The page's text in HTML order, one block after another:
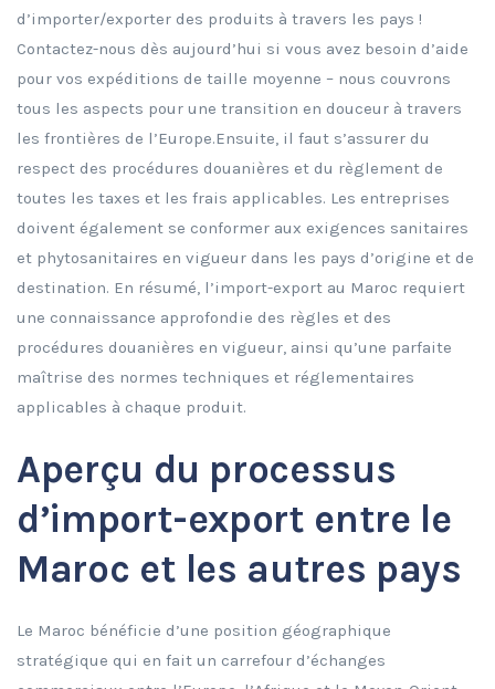
d’importer/exporter des produits à travers les pays !
Contactez-nous dès aujourd’hui si vous avez besoin d’aide
pour vos expéditions de taille moyenne – nous couvrons
tous les aspects pour une transition en douceur à travers
les frontières de l’Europe.Ensuite, il faut s’assurer du
respect des procédures douanières et du règlement de
toutes les taxes et les frais applicables. Les entreprises
doivent également se conformer aux exigences sanitaires
et phytosanitaires en vigueur dans les pays d’origine et de
destination. En résumé, l’import-export au Maroc requiert
une connaissance approfondie des règles et des
procédures douanières en vigueur, ainsi qu’une parfaite
maîtrise des normes techniques et réglementaires
applicables à chaque produit.
Aperçu du processus
d’import-export entre le
Maroc et les autres pays
Le Maroc bénéficie d’une position géographique
stratégique qui en fait un carrefour d’échanges